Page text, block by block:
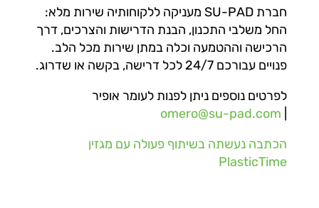
חברת SU-PAD מעניקה ללקוחותיה שירות מלא:
החל משלבי התכנון, הבנת הדרישות והצרכים, דרך
הרכישה וההטמעה וכלה במתן שירות מכל הלב.
פנויים עבורכם 24/7 לכל דרישה, בקשה או שדרוג.
לפרטים נוספים ניתן לפנות לעומר אופיר
omero@su-pad.com
הכתבה נעשתה בשיתוף פעולה עם מגזין
PlasticTime